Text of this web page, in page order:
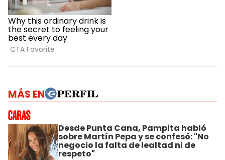
MÁS EN
Desde Punta Cana, Pampita habló
sobre Martín Pepa y se confesó: "No
negocio la falta de lealtad ni de
respeto"